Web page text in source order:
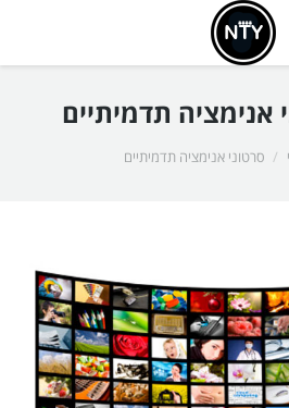
אנימציה תדמיתיים
סרטוני אנימציה תדמיתיים